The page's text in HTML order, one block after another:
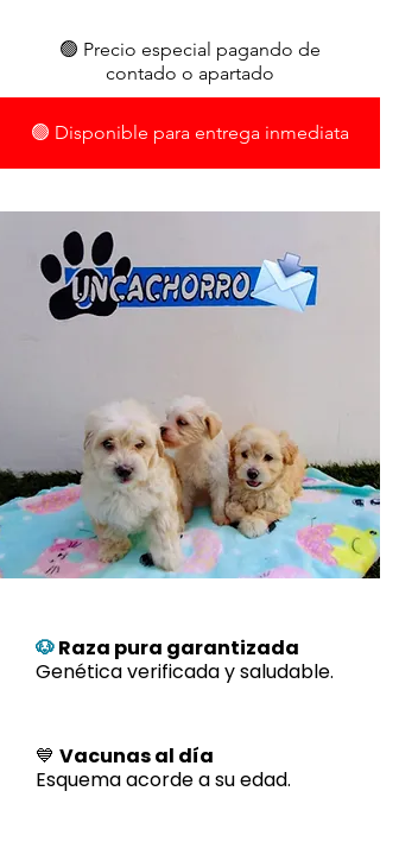
🟢 Precio especial pagando de
contado o apartado
🟢 Disponible para entrega inmediata
🐶Raza pura garantizada
Genética verificada y saludable.
💙 Vacunas al día
Esquema acorde a su edad.